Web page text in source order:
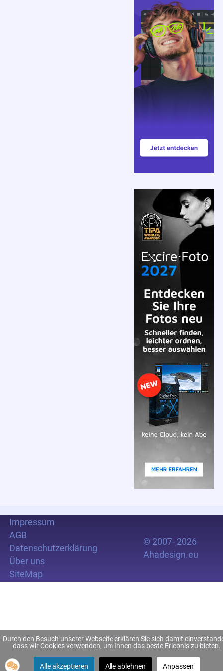
Impressum
AGB
Datenschutzerklärung
Über uns
SiteMap
© 2007- 2026
Ahadesign.eu
Durch den Besuch unserer Webseite erklären Sie sich damit
dass wir Cookies verwenden, um Ihnen das beste Erlebnis zu bieten.
Alle akzeptieren Alle ablehnen Anpassen